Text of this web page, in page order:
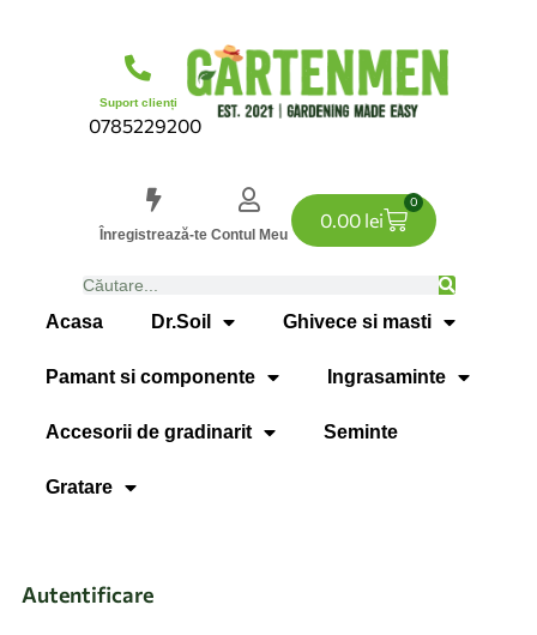
Suport clienți
0785229200
Înregistrează-te Contul Meu
0.00 lei
0
Acasa Dr.Soil Ghivece si masti
Pamant si componente Ingrasaminte
Accesorii de gradinarit Seminte
Gratare
Autentificare